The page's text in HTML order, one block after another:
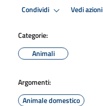
Condividi Vedi azioni
Categorie:
Animali
Argomenti:
Animale domestico